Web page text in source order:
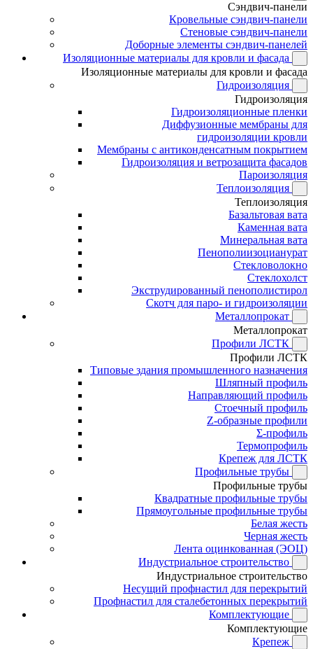
Сэндвич-панели
Кровельные сэндвич-панели
Стеновые сэндвич-панели
Доборные элементы сэндвич-панелей
Изоляционные материалы для кровли и фасада
Изоляционные материалы для кровли и фасада
Гидроизоляция
Гидроизоляция
Гидроизоляционные пленки
Диффузионные мембраны для
гидроизоляции кровли
Мембраны с антиконденсатным покрытием
Гидроизоляция и ветрозащита фасадов
Пароизоляция
Теплоизоляция
Теплоизоляция
Базальтовая вата
Каменная вата
Минеральная вата
Пенополиизоцианурат
Стекловолокно
Стеклохолст
Экструдированный пенополистирол
Скотч для паро- и гидроизоляции
Металлопрокат
Металлопрокат
Профили ЛСТК
Профили ЛСТК
Типовые здания промышленного назначения
Шляпный профиль
Направляющий профиль
Стоечный профиль
Z-образные профили
Σ-профиль
Термопрофиль
Крепеж для ЛСТК
Профильные трубы
Профильные трубы
Квадратные профильные трубы
Прямоугольные профильные трубы
Белая жесть
Черная жесть
Лента оцинкованная (ЭОЦ)
Индустриальное строительство
Индустриальное строительство
Несущий профнастил для перекрытий
Профнастил для сталебетонных перекрытий
Комплектующие
Комплектующие
Крепеж